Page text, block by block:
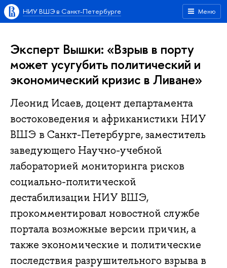
Меню
НИУ ВШЭ в Санкт-Петербурге
Эксперт Вышки: «Взрыв в порту
может усугубить политический и
экономический кризис в Ливане»
Леонид Исаев, доцент департамента
востоковедения и африканистики НИУ
ВШЭ в Санкт-Петербурге, заместитель
заведующего Научно-учебной
лабораторией мониторинга рисков
социально-политической
дестабилизации НИУ ВШЭ,
прокомментировал новостной службе
портала возможные версии причин, а
также экономические и политические
последствия разрушительного взрыва в